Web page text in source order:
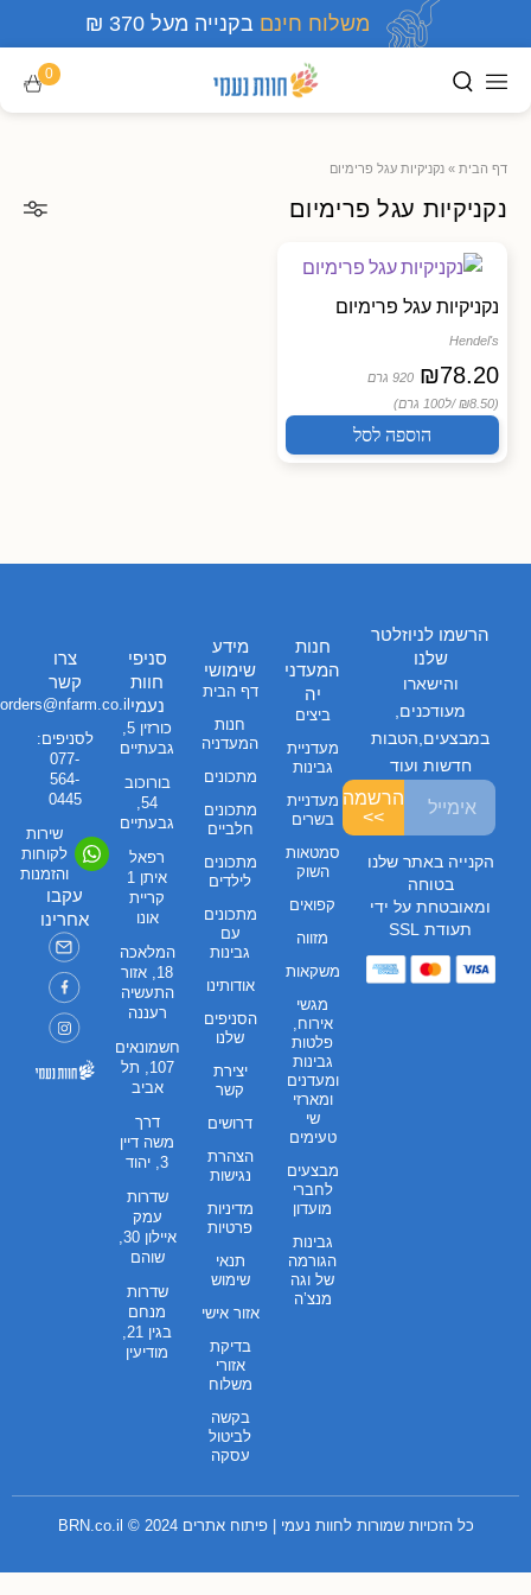
משלוח חינם בקנייה מעל 370 ₪
0
דף הבית » נקניקיות עגל פרימיום
נקניקיות עגל פרימיום
נקניקיות עגל פרימיום
Hendel's
₪78.20
920 גרם
(₪8.50 /
ל100 גרם)
הוספה לסל
חנות
המעדני
יה
ביצים
מעדניית
גבינות
מעדניית
בשרים
סמטאות
השוק
קפואים
מזווה
משקאות
מגשי
אירוח,
פלטות
גבינות
ומעדנים
ומארזי
שי
טעימים
מבצעים
לחברי
מועדון
גבינות
הגורמה
של וגה
מנצ’ה
מידע
שימושי
דף הבית
חנות
המעדניה
מתכונים
מתכונים
חלביים
מתכונים
לילדים
מתכונים
עם
גבינות
אודותינו
הסניפים
שלנו
יצירת
קשר
דרושים
הצהרת
נגישות
מדיניות
פרטיות
תנאי
שימוש
אזור אישי
בדיקת
אזורי
משלוח
בקשה
לביטול
עסקה
סניפי
חוות
נעמי
כורזין 5,
גבעתיים
בורוכוב
54,
גבעתיים
רפאל
איתן 1
קריית
אונו
המלאכה
18, אזור
התעשיה
רעננה
חשמונאים
107, תל
אביב
דרך
משה דיין
3, יהוד
שדרות
עמק
איילון 30,
שוהם
שדרות
מנחם
בגין 21,
מודיעין
צרו
קשר
orders@nfarm.co.il
לסניפים:
077-
564-
0445
שירות
לקוחות
והזמנות
עקבו
אחרינו
הרשמו לניוזלטר
שלנו
והישארו
מעודכנים,
במבצעים,הטבות
חדשות ועוד
הרשמה
>>
הקנייה באתר שלנו
בטוחה
ומאובטחת על ידי
תעודת SSL
כל הזכויות שמורות לחוות נעמי | פיתוח אתרים 2024 © BRN.co.il